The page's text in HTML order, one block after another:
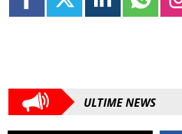
ULTIME NEWS